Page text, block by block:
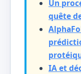
Un
quête
IA et